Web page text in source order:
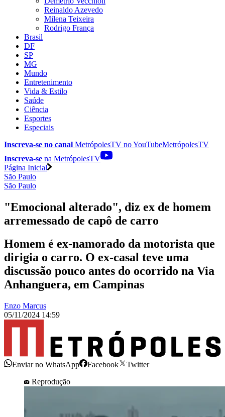
Reinaldo Azevedo
Milena Teixeira
Rodrigo França
Brasil
DF
SP
MG
Mundo
Entretenimento
Vida & Estilo
Saúde
Ciência
Esportes
Especiais
Inscreva-se no canal MetrópolesTV noYouTubeMetrópolesTV
Inscreva-se na MetrópolesTV
Página Inicial
São Paulo
São Paulo
"Emocional alterado", diz ex de homem
arremessado de capô de carro
Homem é ex-namorado da motorista que
dirigia o carro. O ex-casal teve uma
discussão pouco antes do ocorrido na Via
Anhanguera, em Campinas
Enzo Marcus
05/11/2024 14:59
Enviar no WhatsApp Facebook
Twitter
Reprodução